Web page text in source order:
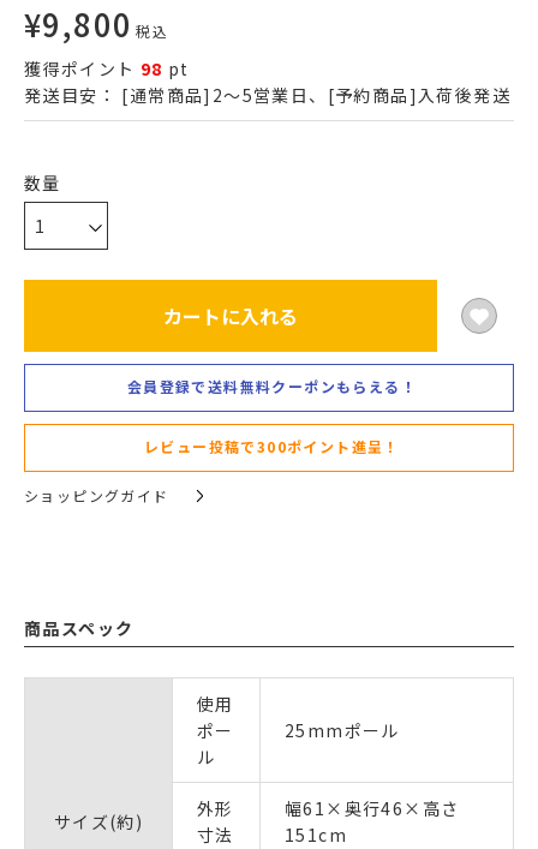
¥9,800 税込
獲得ポイント 98 pt
発送目安： [通常商品]2～5営業日、[予約商品]入荷後発送
カートに入れる
会員登録で送料無料クーポンもらえる！
レビュー投稿で300ポイント進呈！
ショッピングガイド
商品スペック
サイズ(約)
使用
ポー
ル
25mmポール
外形
寸法
幅61×奥行46×高さ
151cm